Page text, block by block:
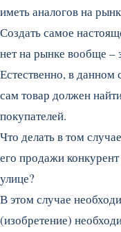
иметь аналогов на
Создать самое
нет на рынке вообще –
Естественно, в данном
сам товар должен
покупателей.
Что делать в том
его продажи
улице?
В этом случае
(изобретение)